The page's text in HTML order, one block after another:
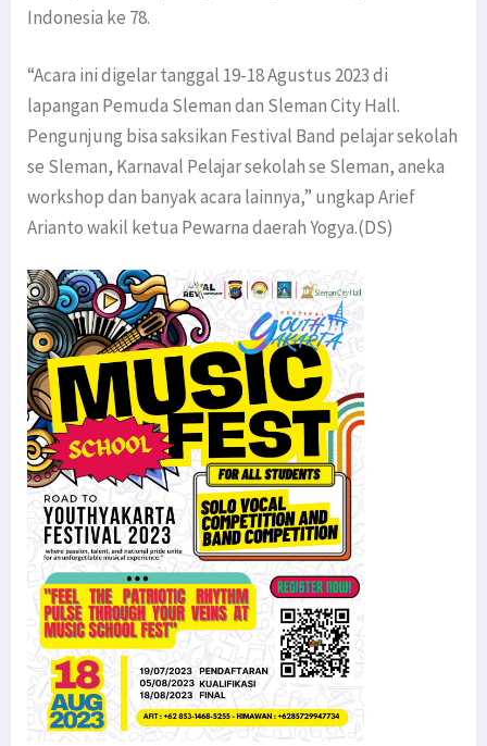
Indonesia ke 78.
“Acara ini digelar tanggal 19-18 Agustus 2023 di
lapangan Pemuda Sleman dan Sleman City Hall.
Pengunjung bisa saksikan Festival Band pelajar sekolah
se Sleman, Karnaval Pelajar sekolah se Sleman, aneka
workshop dan banyak acara lainnya,” ungkap Arief
Arianto wakil ketua Pewarna daerah Yogya.(DS)